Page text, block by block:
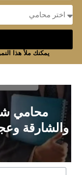
يمكنك ملأ هذا
محامي
والشارقة